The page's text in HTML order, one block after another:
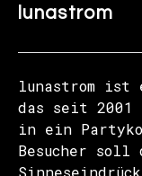
lunastrom
lunastrom ist
das seit 2001
in ein
Besucher